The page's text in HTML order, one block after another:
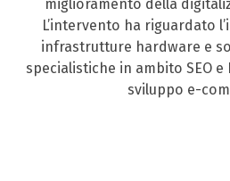
miglioramento della
L’intervento ha riguardato
infrastrutture hardware e
specialistiche in ambito SEO
sviluppo e-